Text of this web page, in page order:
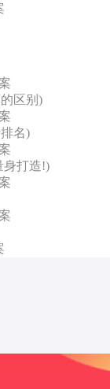
区别)
名)
身打造!)